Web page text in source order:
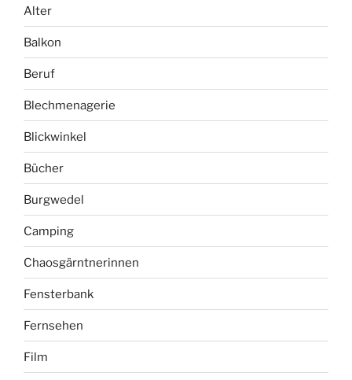
Alter
Balkon
Beruf
Blechmenagerie
Blickwinkel
Bücher
Burgwedel
Camping
Chaosgärntnerinnen
Fensterbank
Fernsehen
Film